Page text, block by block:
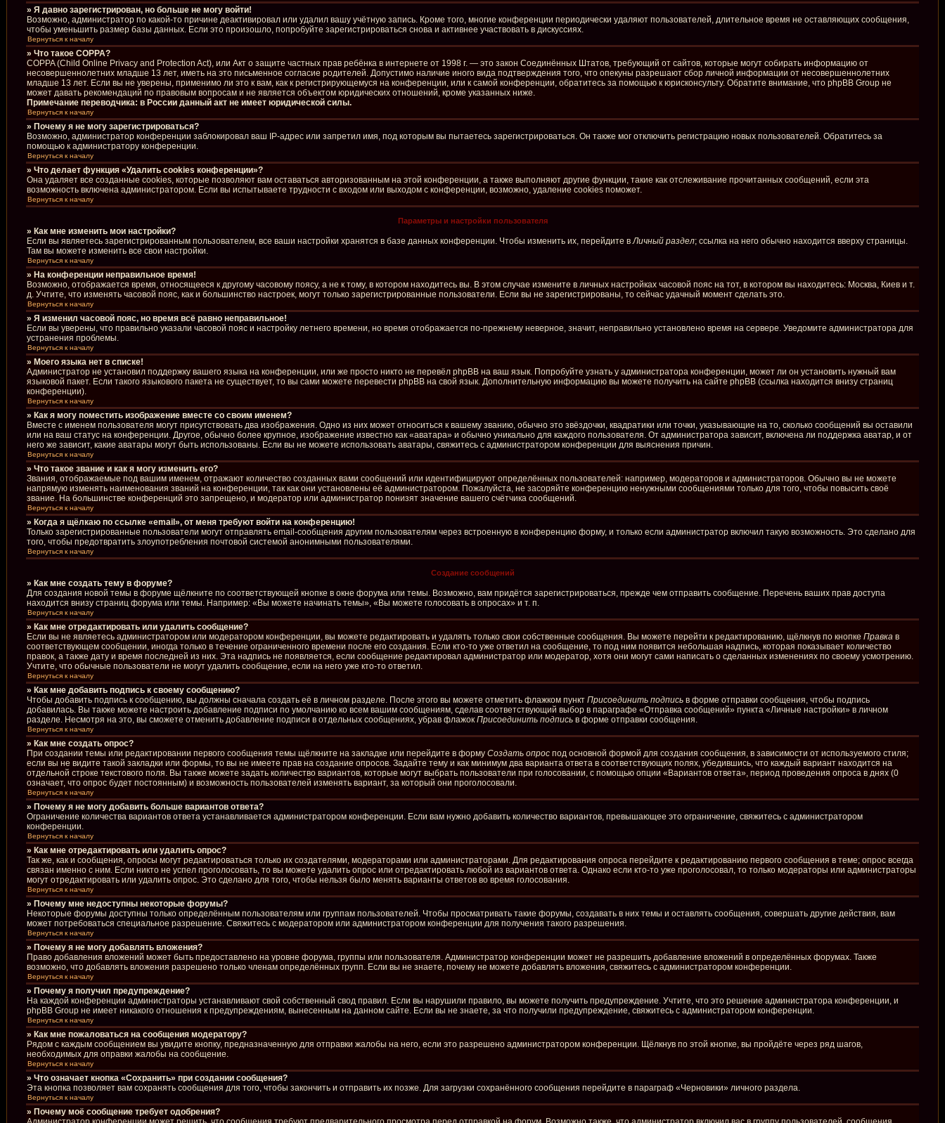
» Я давно зарегистрирован, но больше не могу войти!
Возможно, администратор по какой-то причине деактивировал или удалил вашу учётную запись. Кроме того, многие конференции периодически удаляют пользователей, длительное время не оставляющих сообщения,
чтобы уменьшить размер базы данных. Если это произошло, попробуйте зарегистрироваться снова и активнее участвовать в дискуссиях.
Вернуться к началу
» Что такое COPPA?
COPPA (Child Online Privacy and Protection Act), или Акт о защите частных прав ребёнка в интернете от 1998 г. — это закон Соединённых Штатов, требующий от сайтов, которые могут собирать информацию от
несовершеннолетних младше 13 лет, иметь на это письменное согласие родителей. Допустимо наличие иного вида подтверждения того, что опекуны разрешают сбор личной информации от несовершеннолетних
младше 13 лет. Если вы не уверены, применимо ли это к вам, как к регистрирующемуся на конференции, или к самой конференции, обратитесь за помощью к юрисконсульту. Обратите внимание, что phpBB Group не
может давать рекомендаций по правовым вопросам и не является объектом юридических отношений, кроме указанных ниже.
Примечание переводчика: в России данный акт не имеет юридической силы.
Вернуться к началу
» Почему я не могу зарегистрироваться?
Возможно, администратор конференции заблокировал ваш IP-адрес или запретил имя, под которым вы пытаетесь зарегистрироваться. Он также мог отключить регистрацию новых пользователей. Обратитесь за
помощью к администратору конференции.
Вернуться к началу
» Что делает функция «Удалить cookies конференции»?
Она удаляет все созданные cookies, которые позволяют вам оставаться авторизованным на этой конференции, а также выполняют другие функции, такие как отслеживание прочитанных сообщений, если эта
возможность включена администратором. Если вы испытываете трудности с входом или выходом с конференции, возможно, удаление cookies поможет.
Вернуться к началу
Параметры и настройки пользователя
» Как мне изменить мои настройки?
Если вы являетесь зарегистрированным пользователем, все ваши настройки хранятся в базе данных конференции. Чтобы изменить их, перейдите вЛичный раздел; ссылка на него обычно находится вверху страницы.
Там вы можете изменить все свои настройки.
Вернуться к началу
» На конференции неправильное время!
Возможно, отображается время, относящееся к другому часовому поясу, а не к тому, в котором находитесь вы. В этом случае измените в личных настройках часовой пояс на тот, в котором вы находитесь: Москва, Киев и т.
д. Учтите, что изменять часовой пояс, как и большинство настроек, могут только зарегистрированные пользователи. Если вы не зарегистрированы, то сейчас удачный момент сделать это.
Вернуться к началу
» Я изменил часовой пояс, но время всё равно неправильное!
Если вы уверены, что правильно указали часовой пояс и настройку летнего времени, но время отображается по-прежнему неверное, значит, неправильно установлено время на сервере. Уведомите администратора для
устранения проблемы.
Вернуться к началу
» Моего языка нет в списке!
Администратор не установил поддержку вашего языка на конференции, или же просто никто не перевёл phpBB на ваш язык. Попробуйте узнать у администратора конференции, может ли он установить нужный вам
языковой пакет. Если такого языкового пакета не существует, то вы сами можете перевести phpBB на свой язык. Дополнительную информацию вы можете получить на сайте phpBB (ссылка находится внизу страниц
конференции).
Вернуться к началу
» Как я могу поместить изображение вместе со своим именем?
Вместе с именем пользователя могут присутствовать два изображения. Одно из них может относиться к вашему званию, обычно это звёздочки, квадратики или точки, указывающие на то, сколько сообщений вы оставили
или на ваш статус на конференции. Другое, обычно более крупное, изображение известно как «аватара» и обычно уникально для каждого пользователя. От администратора зависит, включена ли поддержка аватар, и от
него же зависит, какие аватары могут быть использованы. Если вы не можете использовать аватары, свяжитесь с администратором конференции для выяснения причин.
Вернуться к началу
» Что такое звание и как я могу изменить его?
Звания, отображаемые под вашим именем, отражают количество созданных вами сообщений или идентифицируют определённых пользователей: например, модераторов и администраторов. Обычно вы не можете
напрямую изменять наименования званий на конференции, так как они установлены её администратором. Пожалуйста, не засоряйте конференцию ненужными сообщениями только для того, чтобы повысить своё
звание. На большинстве конференций это запрещено, и модератор или администратор понизят значение вашего счётчика сообщений.
Вернуться к началу
» Когда я щёлкаю по ссылке «email», от меня требуют войти на конференцию!
Только зарегистрированные пользователи могут отправлять email-сообщения другим пользователям через встроенную в конференцию форму, и только если администратор включил такую возможность. Это сделано для
того, чтобы предотвратить злоупотребления почтовой системой анонимными пользователями.
Вернуться к началу
Создание сообщений
» Как мне создать тему в форуме?
Для создания новой темы в форуме щёлкните по соответствующей кнопке в окне форума или темы. Возможно, вам придётся зарегистрироваться, прежде чем отправить сообщение. Перечень ваших прав доступа
находится внизу страниц форума или темы. Например: «Вы можете начинать темы», «Вы можете голосовать в опросах» и т. п.
Вернуться к началу
» Как мне отредактировать или удалить сообщение?
Если вы не являетесь администратором или модератором конференции, вы можете редактировать и удалять только свои собственные сообщения. Вы можете перейти к редактированию, щёлкнув по кнопке Правка в
соответствующем сообщении, иногда только в течение ограниченного времени после его создания. Если кто-то уже ответил на сообщение, то под ним появится небольшая надпись, которая показывает количество
правок, а также дату и время последней из них. Эта надпись не появляется, если сообщение редактировал администратор или модератор, хотя они могут сами написать о сделанных изменениях по своему усмотрению.
Учтите, что обычные пользователи не могут удалить сообщение, если на него уже кто-то ответил.
Вернуться к началу
» Как мне добавить подпись к своему сообщению?
Чтобы добавить подпись к сообщению, вы должны сначала создать её в личном разделе. После этого вы можете отметить флажком пункт Присоединить подпись в форме отправки сообщения, чтобы подпись
добавилась. Вы также можете настроить добавление подписи по умолчанию ко всем вашим сообщениям, сделав соответствующий выбор в параграфе «Отправка сообщений» пункта «Личные настройки» в личном
разделе. Несмотря на это, вы сможете отменить добавление подписи в отдельных сообщениях, убрав флажок Присоединить подпись в форме отправки сообщения.
Вернуться к началу
» Как мне создать опрос?
При создании темы или редактировании первого сообщения темы щёлкните на закладке или перейдите в форму Создать опрос под основной формой для создания сообщения, в зависимости от используемого стиля;
если вы не видите такой закладки или формы, то вы не имеете прав на создание опросов. Задайте тему и как минимум два варианта ответа в соответствующих полях, убедившись, что каждый вариант находится на
отдельной строке текстового поля. Вы также можете задать количество вариантов, которые могут выбрать пользователи при голосовании, с помощью опции «Вариантов ответа», период проведения опроса в днях (0
означает, что опрос будет постоянным) и возможность пользователей изменять вариант, за который они проголосовали.
Вернуться к началу
» Почему я не могу добавить больше вариантов ответа?
Ограничение количества вариантов ответа устанавливается администратором конференции. Если вам нужно добавить количество вариантов, превышающее это ограничение, свяжитесь с администратором
конференции.
Вернуться к началу
» Как мне отредактировать или удалить опрос?
Так же, как и сообщения, опросы могут редактироваться только их создателями, модераторами или администраторами. Для редактирования опроса перейдите к редактированию первого сообщения в теме; опрос всегда
связан именно с ним. Если никто не успел проголосовать, то вы можете удалить опрос или отредактировать любой из вариантов ответа. Однако если кто-то уже проголосовал, то только модераторы или администраторы
могут отредактировать или удалить опрос. Это сделано для того, чтобы нельзя было менять варианты ответов во время голосования.
Вернуться к началу
» Почему мне недоступны некоторые форумы?
Некоторые форумы доступны только определённым пользователям или группам пользователей. Чтобы просматривать такие форумы, создавать в них темы и оставлять сообщения, совершать другие действия, вам
может потребоваться специальное разрешение. Свяжитесь с модератором или администратором конференции для получения такого разрешения.
Вернуться к началу
» Почему я не могу добавлять вложения?
Право добавления вложений может быть предоставлено на уровне форума, группы или пользователя. Администратор конференции может не разрешить добавление вложений в определённых форумах. Также
возможно, что добавлять вложения разрешено только членам определённых групп. Если вы не знаете, почему не можете добавлять вложения, свяжитесь с администратором конференции.
Вернуться к началу
» Почему я получил предупреждение?
На каждой конференции администраторы устанавливают свой собственный свод правил. Если вы нарушили правило, вы можете получить предупреждение. Учтите, что это решение администратора конференции, и
phpBB Group не имеет никакого отношения к предупреждениям, вынесенным на данном сайте. Если вы не знаете, за что получили предупреждение, свяжитесь с администратором конференции.
Вернуться к началу
» Как мне пожаловаться на сообщения модератору?
Рядом с каждым сообщением вы увидите кнопку, предназначенную для отправки жалобы на него, если это разрешено администратором конференции. Щёлкнув по этой кнопке, вы пройдёте через ряд шагов,
необходимых для оправки жалобы на сообщение.
Вернуться к началу
» Что означает кнопка «Сохранить» при создании сообщения?
Эта кнопка позволяет вам сохранять сообщения для того, чтобы закончить и отправить их позже. Для загрузки сохранённого сообщения перейдите в параграф «Черновики» личного раздела.
Вернуться к началу
» Почему моё сообщение требует одобрения?